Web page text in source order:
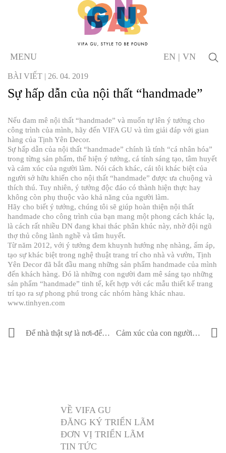
MENU EN | VN
BÀI VIẾT | 26. 04. 2019
Sự hấp dẫn của nội thất “handmade”
Nếu đam mê nội thất “handmade” và muốn tự lên ý tưởng cho
công trình của mình, hãy đến VIFA GU và tìm giải đáp với gian
hàng của Tịnh Yên Decor.
Sự hấp dẫn của nội thất “handmade” chính là tính “cá nhân hóa”
trong từng sản phẩm, thể hiện ý tưởng, cá tính sáng tạo, tâm huyết
và cảm xúc của người làm. Nói cách khác, cái tôi khác biệt của
người sở hữu khiến cho nội thất “handmade” được ưa chuộng và
thích thú. Tuy nhiên, ý tưởng độc đáo có thành hiện thực hay
không còn phụ thuộc vào khả năng của người làm.
Hãy cho biết ý tưởng, chúng tôi sẽ giúp hoàn thiện nội thất
handmade cho công trình của bạn mang một phong cách khác lạ,
là cách rất nhiều DN đang khai thác phân khúc này, nhờ đội ngũ
thợ thủ công lành nghề và tâm huyết.
Từ năm 2012, với ý tưởng đem khuynh hướng nhẹ nhàng, ấm áp,
tạo sự khác biệt trong nghệ thuật trang trí cho nhà và vườn, Tịnh
Yên Decor đã bắt đầu mang những sản phẩm handmade của mình
đến khách hàng. Đó là những con người đam mê sáng tạo những
sản phẩm “handmade” tinh tế, kết hợp với các mẫu thiết kế trang
trí tạo ra sự phong phú trong các nhóm hàng khác nhau.
www.tinhyen.com
Để nhà thật sự là nơi-để-trở-về Cảm xúc của con người với ánh sáng
VỀ VIFA GU
ĐĂNG KÝ TRIỂN LÃM
ĐƠN VỊ TRIỂN LÃM
TIN TỨC